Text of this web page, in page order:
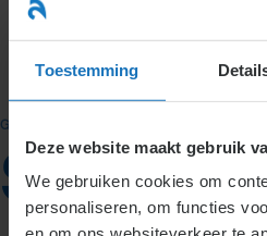
Toestemming
Deze website maakt gebruik
We gebruiken cookies om
personaliseren, om functies
naar
inhoud
GEEN CATEGORIE
Staking